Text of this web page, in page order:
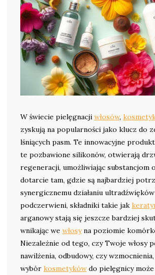
W świecie pielęgnacji włosów,
zyskują na popularności jako klucz do
lśniących pasm. Te innowacyjne
te pozbawione silikonów, otwierają
regeneracji, umożliwiając substancjom
dotarcie tam, gdzie są najbardziej
synergicznemu działaniu
podczerwieni, składniki takie jak
arganowy stają się jeszcze bardziej
wnikając we włosyna poziomie
Niezależnie od tego, czy Twoje włosy
nawilżenia, odbudowy, czy
wybór kosmetyków do pielęgnicy może